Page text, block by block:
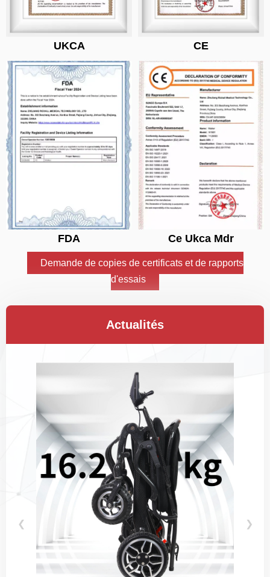
UKCA CE
FDA Ce Ukca Mdr
Demande de copies de certificats et de rapports
d'essais
Actualités
❮ ❯